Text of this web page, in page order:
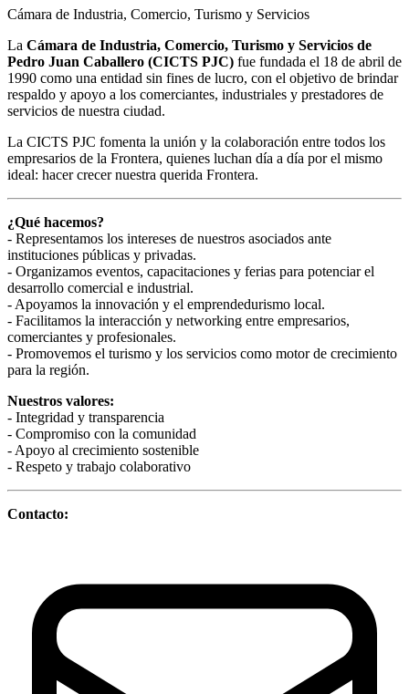
Cámara de Industria, Comercio, Turismo y Servicios
La Cámara de Industria, Comercio, Turismo y Servicios de
Pedro Juan Caballero (CICTS PJC) fue fundada el 18 de abril de
1990 como una entidad sin fines de lucro, con el objetivo de brindar
respaldo y apoyo a los comerciantes, industriales y prestadores de
servicios de nuestra ciudad.
La CICTS PJC fomenta la unión y la colaboración entre todos los
empresarios de la Frontera, quienes luchan día a día por el mismo
ideal: hacer crecer nuestra querida Frontera.
¿Qué hacemos?
- Representamos los intereses de nuestros asociados ante
instituciones públicas y privadas.
- Organizamos eventos, capacitaciones y ferias para potenciar el
desarrollo comercial e industrial.
- Apoyamos la innovación y el emprendedurismo local.
- Facilitamos la interacción y networking entre empresarios,
comerciantes y profesionales.
- Promovemos el turismo y los servicios como motor de crecimiento
para la región.
Nuestros valores:
- Integridad y transparencia
- Compromiso con la comunidad
- Apoyo al crecimiento sostenible
- Respeto y trabajo colaborativo
Contacto: